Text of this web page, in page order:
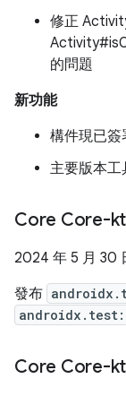
修正
的問題
新功能
構件現已簽
主要版本工
Core Core-
2024 年 5 月 30
發布
Core Core-